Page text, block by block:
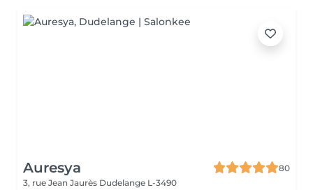
Auresya
80
3, rue Jean Jaurès Dudelange L-3490